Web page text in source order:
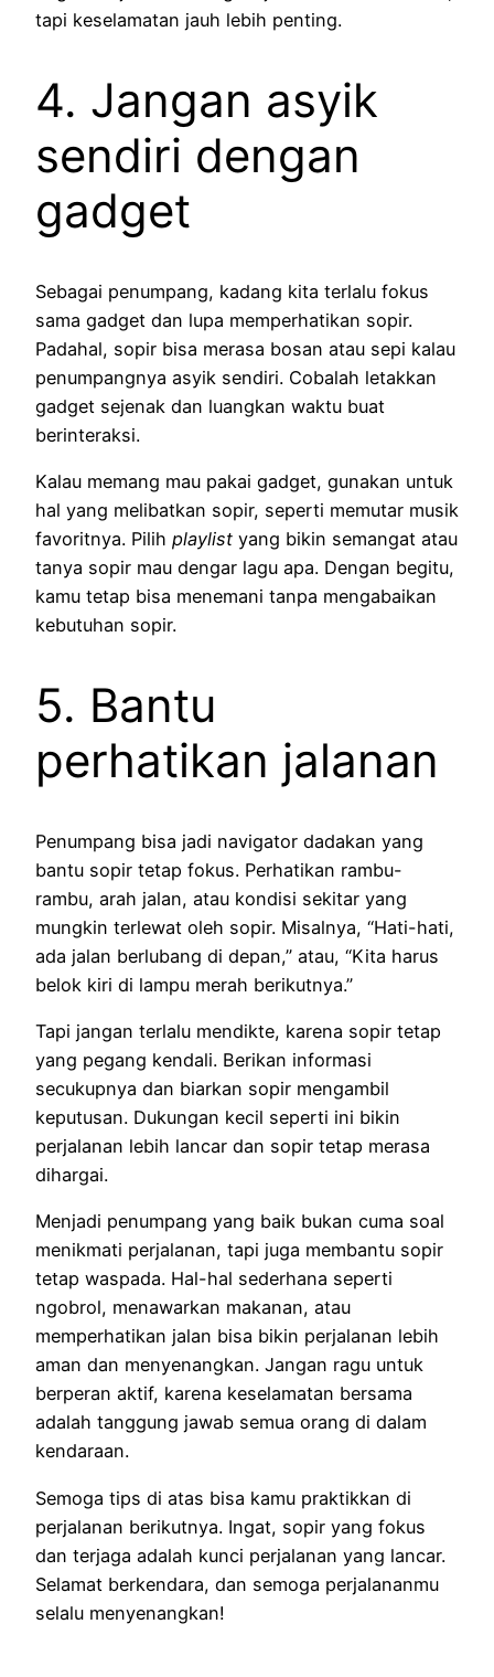
tapi keselamatan jauh lebih penting.
4. Jangan asyik
sendiri dengan
gadget
Sebagai penumpang, kadang kita terlalu fokus
sama gadget dan lupa memperhatikan sopir.
Padahal, sopir bisa merasa bosan atau sepi kalau
penumpangnya asyik sendiri. Cobalah letakkan
gadget sejenak dan luangkan waktu buat
berinteraksi.
Kalau memang mau pakai gadget, gunakan untuk
hal yang melibatkan sopir, seperti memutar musik
favoritnya. Pilih playlist yang bikin semangat atau
tanya sopir mau dengar lagu apa. Dengan begitu,
kamu tetap bisa menemani tanpa mengabaikan
kebutuhan sopir.
5. Bantu
perhatikan jalanan
Penumpang bisa jadi navigator dadakan yang
bantu sopir tetap fokus. Perhatikan rambu-
rambu, arah jalan, atau kondisi sekitar yang
mungkin terlewat oleh sopir. Misalnya, “Hati-hati,
ada jalan berlubang di depan,” atau, “Kita harus
belok kiri di lampu merah berikutnya.”
Tapi jangan terlalu mendikte, karena sopir tetap
yang pegang kendali. Berikan informasi
secukupnya dan biarkan sopir mengambil
keputusan. Dukungan kecil seperti ini bikin
perjalanan lebih lancar dan sopir tetap merasa
dihargai.
Menjadi penumpang yang baik bukan cuma soal
menikmati perjalanan, tapi juga membantu sopir
tetap waspada. Hal-hal sederhana seperti
ngobrol, menawarkan makanan, atau
memperhatikan jalan bisa bikin perjalanan lebih
aman dan menyenangkan. Jangan ragu untuk
berperan aktif, karena keselamatan bersama
adalah tanggung jawab semua orang di dalam
kendaraan.
Semoga tips di atas bisa kamu praktikkan di
perjalanan berikutnya. Ingat, sopir yang fokus
dan terjaga adalah kunci perjalanan yang lancar.
Selamat berkendara, dan semoga perjalananmu
selalu menyenangkan!